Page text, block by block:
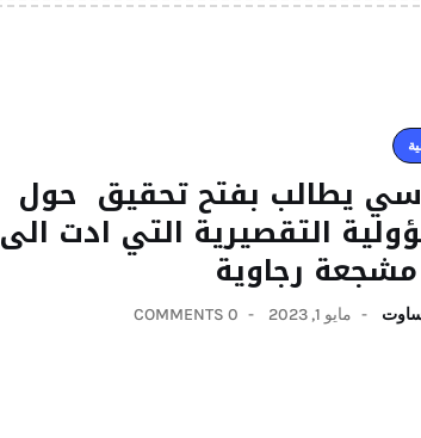
يطالب بفتح تحقيق حول
التقصيرية التي ادت الى
رجاوية
مايو 1, 2023 0 COMMENTS